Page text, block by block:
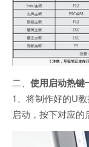
二、 使用启动热键
1、将制作好的U
启动，按下对应的